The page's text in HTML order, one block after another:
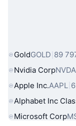
Populární
GoldGOLD 89
Nvidia CorpNVDA
Apple Inc.AAPL
Alphabet Inc
Microsoft Corp